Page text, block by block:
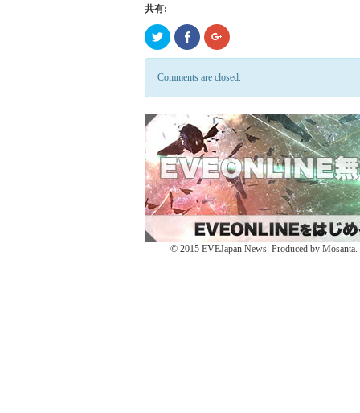
共有:
ク
リ
し
て
共
(新
し
い
ウ
ィ
ン
ド
ウ
で
開
す)
Click
to
Facebook
(新
ン
ド
ウ
で
開
き
ま
す)
ク
リ
し
て
共
有
(新
し
い
ウ
ィ
ン
ド
ウ
で
開
き
ま
す)
Comments are closed.
© 2015 EVEJapan News. Produced by